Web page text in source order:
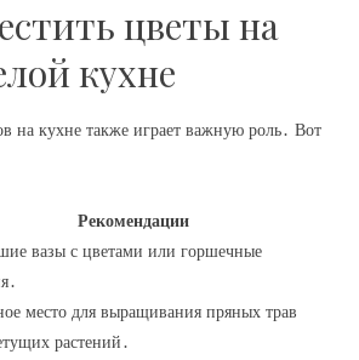
цветы на
кухне
на кухне также играет важную роль․ Вот
Рекомендации
вазы с цветами или горшечные
место для выращивания пряных трав
растений․